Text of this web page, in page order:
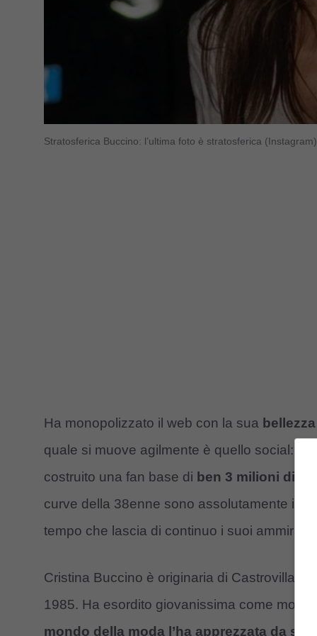
Stratosferica Buccino: l’ultima foto è stratosferica
Ha monopolizzato il web con la sua
quale si muove agilmente è quello social:
costruito una fan base di ben 3 milioni di
curve della 38enne sono assolutamente
tempo che lascia di continuo i suoi
Cristina Buccino è originaria di Castrovillari,
1985. Ha esordito giovanissima come
mondo della moda l’ha apprezzata da